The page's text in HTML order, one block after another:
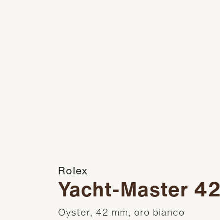
Rolex
Yacht-Master
Oyster, 42 mm, oro bianco